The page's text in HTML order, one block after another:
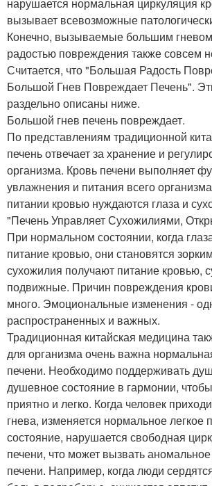
вызывает всевозможные
Конечно, вызываемые большим
радостью повреждения также совсем
Считается, что "Большая Радость
Большой Гнев Повреждает Печень".
раздельно описаны ниже.
Большой гнев печень повреждает.
По представлениям традиционной
печень отвечает за хранение и
организма. Кровь печени выполняет
увлажнения и питания всего
питании кровью нуждаются глаза и
"Печень Управляет Сухожилиями,
При нормальном состоянии, когда
питание кровью, они становятся
сухожилия получают питание кровью,
подвижные. Причин повреждения
много. Эмоциональные изменения -
распространенных и важных.
Традиционная китайская медицина
для организма очень важна
печени. Необходимо поддерживать
душевное состояние в гармонии,
приятно и легко. Когда человек
гнева, изменяется нормальное легкое
состояние, нарушается свободная
печени, что может вызвать
печени. Например, когда люди